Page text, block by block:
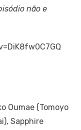
não e
Oumae (Tomoyo
Sapphire